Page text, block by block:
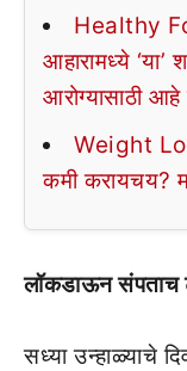
Healthy
आहारामध्ये ‘या’
आरोग्यासाठी
Weight
कमी करायचय?
लॉकडाऊन संपताच
सध्या उन्हाळ्याचे